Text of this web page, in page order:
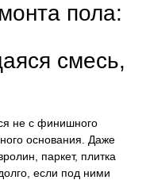
пола:
смесь,
не с финишного
основания. Даже
паркет, плитка
если под ними